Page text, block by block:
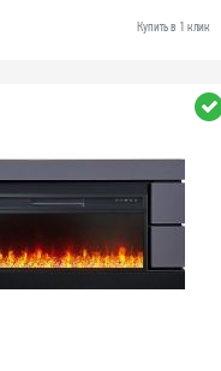
Купить в 1 клик